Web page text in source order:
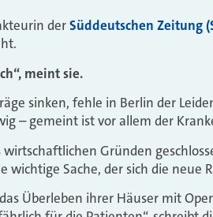
derSüddeutschen Zeitung
meint sie.
sinken, fehle in Berlin der
– gemeint ist vor allem der
Gründen
wichtige Sache, der sich die neue
Überleben ihrer Häuser mit